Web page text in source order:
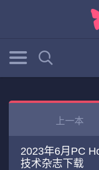
上一本
2023年6月PC
技术杂志下载